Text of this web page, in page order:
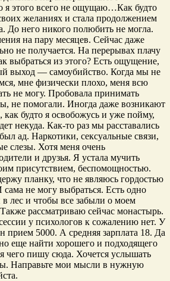
я этого всего не ощущаю…Как будто
желаниях и стала продолжением
До него никого полюбить не могла.
на пару месяцев. Сейчас даже
не получается. На перерывах плачу
выбраться из этого? Есть ощущение,
выход — самоубийство. Когда мы не
мне физически плохо, меня всю
не могу. Пробовала принимать
не помогали. Иногда даже возникают
как будто я освобожусь и уже пойму,
некуда. Как-то раз мы расставались
ад. Наркотики, сексуальные связи,
слезы. Хотя меня очень
и друзья. Я устала мучить
присутствием, беспомощностью.
планку, что не являюсь гордостью
сама не могу выбраться. Есть одно
лес и чтобы все забыли о моем
рассматриваю сейчас монастырь.
у психологов к сожалению нет. У
прием 5000. А средняя зарплата 18. Да
еще найти хорошего и подходящего
чего пишу сюда. Хочется услышать
Направьте мои мысли в нужную